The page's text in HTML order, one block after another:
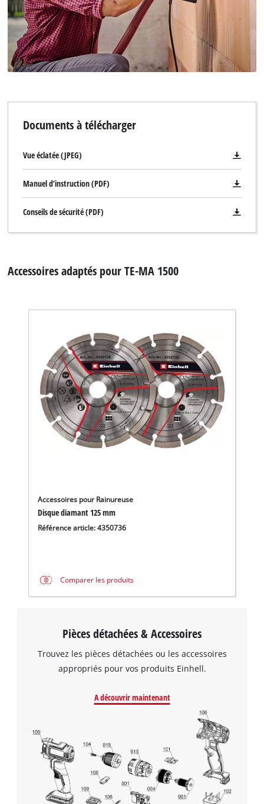
Documents à télécharger
Vue éclatée (JPEG)
Manuel d’instruction (PDF)
Conseils de sécurité (PDF)
Accessoires adaptés pour TE-MA 1500
Accessoires pour Rainureuse
Disque diamant 125 mm
Référence article: 4350736
Comparer les produits
Pièces détachées & Accessoires
Trouvez les pièces détachées ou les accessoires
appropriés pour vos produits Einhell.
A découvrir maintenant